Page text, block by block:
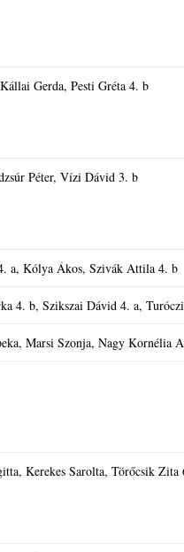
Gerda, Pesti Gréta 4. b
Péter, Vízi Dávid 3. b
a, Kólya Ákos, Szivák Attila 4. b
4. b, Szikszai Dávid 4. a,
Marsi Szonja, Nagy Kornélia
Kerekes Sarolta, Törőcsik Zita